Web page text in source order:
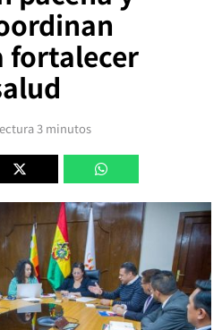
fortalecer
3 minutos